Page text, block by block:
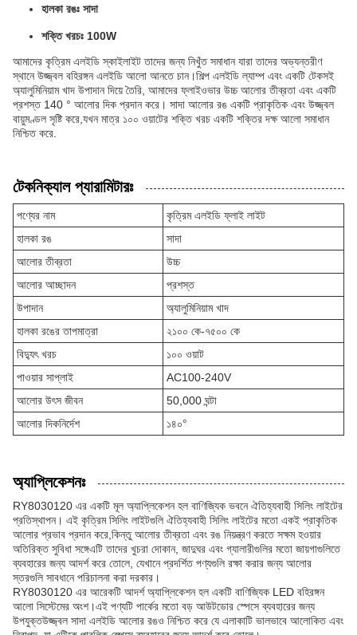
হালকা রঙঃ সাদা
শক্তি খরচঃ 100W
আমাদের কৃত্রিম এলইডি স্কাইলাইট তাদের জন্য নিখুঁত সমাধান যারা তাদের অভ্যন্তরীণ
স্থানে উজ্জ্বল বহিরঙ্গন এলইডি আলো আনতে চান।শিল্প এলইডি ল্যাম্প এবং একটি টেকসই
অ্যালুমিনিয়াম খাদ উপাদান দিয়ে তৈরি, আমাদের ফ্লাইওভার উচ্চ আলোর তীব্রতা এবং একটি
প্রশস্ত 140 ° আলোর দিক প্রদান করে। সাদা আলোর রঙ একটি প্রাকৃতিক এবং উজ্জ্বল
বায়ুমণ্ডল সৃষ্টি করে,যখন মাত্র ১০০ ওয়াটের শক্তি খরচ একটি শক্তির দক্ষ আলো সমাধান
নিশ্চিত করে.
টেকনিক্যাল প্যারামিটারঃ
পণ্যের নাম
কৃত্রিম এলইডি ফ্লাই লাইট
হালকা রঙ
সাদা
আলোর তীব্রতা
উচ্চ
আলোর আচ্ছাদন
প্রশস্ত
উপাদান
অ্যালুমিনিয়াম খাদ
হালকা রঙের তাপমাত্রা
২১০০ কে-৭৫০০ কে
বিদ্যুৎ খরচ
১০০ ওয়াট
পাওয়ার সাপ্লাই
AC100-240V
আলোর উৎস জীবন
50,000 ঘন্টা
আলোর দিকনির্দেশ
১৪০°
অ্যাপ্লিকেশনঃ
RY8030120 এর একটি মূল অ্যাপ্লিকেশন হল বাণিজ্যিক ভবনে ঐতিহ্যবাহী সিলিং লাইটের
প্রতিস্থাপন। এই কৃত্রিম সিলিং লাইটগুলি ঐতিহ্যবাহী সিলিং লাইটের মতো একই প্রাকৃতিক
আলোর প্রভাব প্রদান করে,কিন্তু আলোর তীব্রতা এবং রঙ নিয়ন্ত্রণ করতে সক্ষম হওয়ার
অতিরিক্ত সুবিধা সঙ্গেএটি তাদের খুচরা দোকান, জাদুঘর এবং গ্যালারীগুলির মতো জায়গাগুলিতে
ব্যবহারের জন্য আদর্শ করে তোলে, যেখানে প্রদর্শিত পণ্যগুলি রক্ষা করার জন্য আলোর
স্তরগুলি সাবধানে পরিচালনা করা দরকার।
RY8030120 এর আরেকটি আদর্শ অ্যাপ্লিকেশন হল একটি বাণিজ্যিক LED বহিরঙ্গন
আলো সিস্টেমের অংশ।এই পণ্যটি পার্কের মতো বড় আউটডোর স্পেসে ব্যবহারের জন্য
উপযুক্তউজ্জ্বল সাদা এলইডি আলোর রঙও নিশ্চিত করে যে এলাকাটি ভালভাবে আলোকিত এবং